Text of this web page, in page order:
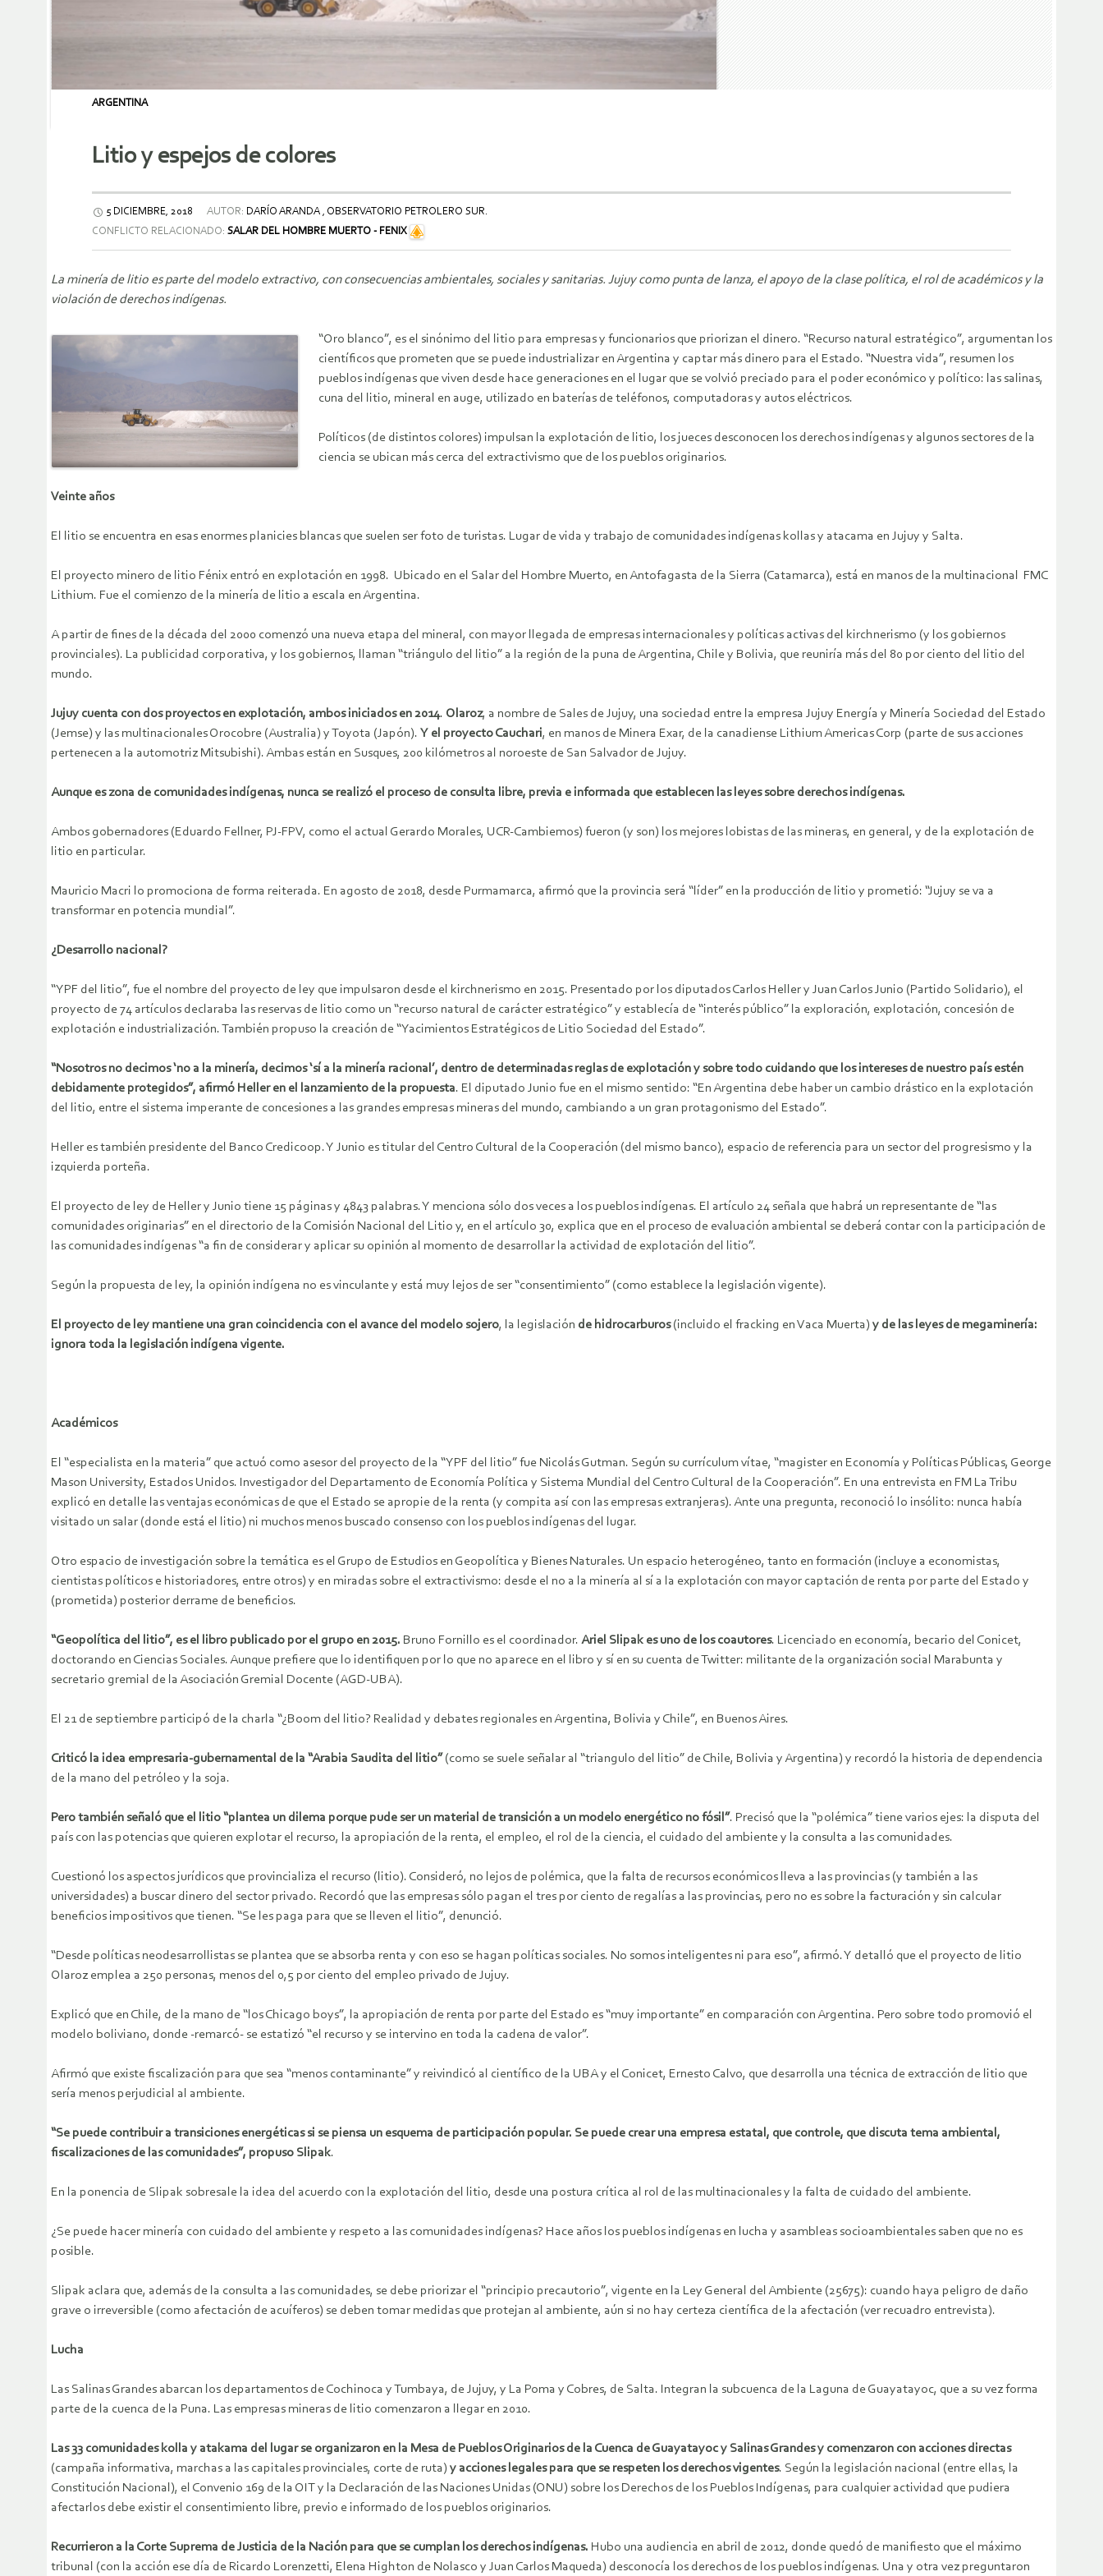
ARGENTINA
Litio y espejos de colores
5 DICIEMBRE, 2018 AUTOR: DARÍO ARANDA , OBSERVATORIO PETROLERO SUR.
CONFLICTO RELACIONADO: SALAR DEL HOMBRE MUERTO - FENIX
La minería de litio es parte del modelo extractivo, con consecuencias ambientales, sociales y sanitarias. Jujuy como punta de lanza, el apoyo de la clase política, el rol de académicos y la
violación de derechos indígenas.
“Oro blanco”, es el sinónimo del litio para empresas y funcionarios que priorizan el dinero. “Recurso natural estratégico”, argumentan los
científicos que prometen que se puede industrializar en Argentina y captar más dinero para el Estado. “Nuestra vida”, resumen los
pueblos indígenas que viven desde hace generaciones en el lugar que se volvió preciado para el poder económico y político: las salinas,
cuna del litio, mineral en auge, utilizado en baterías de teléfonos, computadoras y autos eléctricos.
Políticos (de distintos colores) impulsan la explotación de litio, los jueces desconocen los derechos indígenas y algunos sectores de la
ciencia se ubican más cerca del extractivismo que de los pueblos originarios.
Veinte años
El litio se encuentra en esas enormes planicies blancas que suelen ser foto de turistas. Lugar de vida y trabajo de comunidades indígenas kollas y atacama en Jujuy y Salta.
El proyecto minero de litio Fénix entró en explotación en 1998. Ubicado en el Salar del Hombre Muerto, en Antofagasta de la Sierra (Catamarca), está en manos de la multinacional FMC
Lithium. Fue el comienzo de la minería de litio a escala en Argentina.
A partir de fines de la década del 2000 comenzó una nueva etapa del mineral, con mayor llegada de empresas internacionales y políticas activas del kirchnerismo (y los gobiernos
provinciales). La publicidad corporativa, y los gobiernos, llaman “triángulo del litio” a la región de la puna de Argentina, Chile y Bolivia, que reuniría más del 80 por ciento del litio del
mundo.
Jujuy cuenta con dos proyectos en explotación, ambos iniciados en 2014. Olaroz, a nombre de Sales de Jujuy, una sociedad entre la empresa Jujuy Energía y Minería Sociedad del Estado
(Jemse) y las multinacionales Orocobre (Australia) y Toyota (Japón). Y el proyecto Cauchari, en manos de Minera Exar, de la canadiense Lithium Americas Corp (parte de sus acciones
pertenecen a la automotriz Mitsubishi). Ambas están en Susques, 200 kilómetros al noroeste de San Salvador de Jujuy.
Aunque es zona de comunidades indígenas, nunca se realizó el proceso de consulta libre, previa e informada que establecen las leyes sobre derechos indígenas.
Ambos gobernadores (Eduardo Fellner, PJ-FPV, como el actual Gerardo Morales, UCR-Cambiemos) fueron (y son) los mejores lobistas de las mineras, en general, y de la explotación de
litio en particular.
Mauricio Macri lo promociona de forma reiterada. En agosto de 2018, desde Purmamarca, afirmó que la provincia será “líder” en la producción de litio y prometió: “Jujuy se va a
transformar en potencia mundial”.
¿Desarrollo nacional?
“YPF del litio”, fue el nombre del proyecto de ley que impulsaron desde el kirchnerismo en 2015. Presentado por los diputados Carlos Heller y Juan Carlos Junio (Partido Solidario), el
proyecto de 74 artículos declaraba las reservas de litio como un “recurso natural de carácter estratégico” y establecía de “interés público” la exploración, explotación, concesión de
explotación e industrialización. También propuso la creación de “Yacimientos Estratégicos de Litio Sociedad del Estado”.
“Nosotros no decimos ‘no a la minería, decimos ‘sí a la minería racional’, dentro de determinadas reglas de explotación y sobre todo cuidando que los intereses de nuestro país estén
debidamente protegidos”, afirmó Heller en el lanzamiento de la propuesta. El diputado Junio fue en el mismo sentido: “En Argentina debe haber un cambio drástico en la explotación
del litio, entre el sistema imperante de concesiones a las grandes empresas mineras del mundo, cambiando a un gran protagonismo del Estado”.
Heller es también presidente del Banco Credicoop. Y Junio es titular del Centro Cultural de la Cooperación (del mismo banco), espacio de referencia para un sector del progresismo y la
izquierda porteña.
El proyecto de ley de Heller y Junio tiene 15 páginas y 4843 palabras. Y menciona sólo dos veces a los pueblos indígenas. El artículo 24 señala que habrá un representante de “las
comunidades originarias” en el directorio de la Comisión Nacional del Litio y, en el artículo 30, explica que en el proceso de evaluación ambiental se deberá contar con la participación de
las comunidades indígenas “a fin de considerar y aplicar su opinión al momento de desarrollar la actividad de explotación del litio”.
Según la propuesta de ley, la opinión indígena no es vinculante y está muy lejos de ser “consentimiento” (como establece la legislación vigente).
El proyecto de ley mantiene una gran coincidencia con el avance del modelo sojero, la legislación de hidrocarburos(incluido el fracking en Vaca Muerta)y de las leyes de megaminería:
ignora toda la legislación indígena vigente.
Académicos
El “especialista en la materia” que actuó como asesor del proyecto de la “YPF del litio” fue Nicolás Gutman. Según su currículum vítae, “magister en Economía y Políticas Públicas, George
Mason University, Estados Unidos. Investigador del Departamento de Economía Política y Sistema Mundial del Centro Cultural de la Cooperación”. En una entrevista en FM La Tribu
explicó en detalle las ventajas económicas de que el Estado se apropie de la renta (y compita así con las empresas extranjeras). Ante una pregunta, reconoció lo insólito: nunca había
visitado un salar (donde está el litio) ni muchos menos buscado consenso con los pueblos indígenas del lugar.
Otro espacio de investigación sobre la temática es el Grupo de Estudios en Geopolítica y Bienes Naturales. Un espacio heterogéneo, tanto en formación (incluye a economistas,
cientistas políticos e historiadores, entre otros) y en miradas sobre el extractivismo: desde el no a la minería al sí a la explotación con mayor captación de renta por parte del Estado y
(prometida) posterior derrame de beneficios.
“Geopolítica del litio”, es el libro publicado por el grupo en 2015. Bruno Fornillo es el coordinador. Ariel Slipak es uno de los coautores. Licenciado en economía, becario del Conicet,
doctorando en Ciencias Sociales. Aunque prefiere que lo identifiquen por lo que no aparece en el libro y sí en su cuenta de Twitter: militante de la organización social Marabunta y
secretario gremial de la Asociación Gremial Docente (AGD-UBA).
El 21 de septiembre participó de la charla “¿Boom del litio? Realidad y debates regionales en Argentina, Bolivia y Chile”, en Buenos Aires.
Criticó la idea empresaria-gubernamental de la “Arabia Saudita del litio” (como se suele señalar al “triangulo del litio” de Chile, Bolivia y Argentina) y recordó la historia de dependencia
de la mano del petróleo y la soja.
Pero también señaló que el litio “plantea un dilema porque pude ser un material de transición a un modelo energético no fósil”. Precisó que la “polémica” tiene varios ejes: la disputa del
país con las potencias que quieren explotar el recurso, la apropiación de la renta, el empleo, el rol de la ciencia, el cuidado del ambiente y la consulta a las comunidades.
Cuestionó los aspectos jurídicos que provincializa el recurso (litio). Consideró, no lejos de polémica, que la falta de recursos económicos lleva a las provincias (y también a las
universidades) a buscar dinero del sector privado. Recordó que las empresas sólo pagan el tres por ciento de regalías a las provincias, pero no es sobre la facturación y sin calcular
beneficios impositivos que tienen. “Se les paga para que se lleven el litio”, denunció.
“Desde políticas neodesarrollistas se plantea que se absorba renta y con eso se hagan políticas sociales. No somos inteligentes ni para eso”, afirmó. Y detalló que el proyecto de litio
Olaroz emplea a 250 personas, menos del 0,5 por ciento del empleo privado de Jujuy.
Explicó que en Chile, de la mano de “los Chicago boys”, la apropiación de renta por parte del Estado es “muy importante” en comparación con Argentina. Pero sobre todo promovió el
modelo boliviano, donde -remarcó- se estatizó “el recurso y se intervino en toda la cadena de valor”.
Afirmó que existe fiscalización para que sea “menos contaminante” y reivindicó al científico de la UBA y el Conicet, Ernesto Calvo, que desarrolla una técnica de extracción de litio que
sería menos perjudicial al ambiente.
“Se puede contribuir a transiciones energéticas si se piensa un esquema de participación popular. Se puede crear una empresa estatal, que controle, que discuta tema ambiental,
fiscalizaciones de las comunidades”, propuso Slipak.
En la ponencia de Slipak sobresale la idea del acuerdo con la explotación del litio, desde una postura crítica al rol de las multinacionales y la falta de cuidado del ambiente.
¿Se puede hacer minería con cuidado del ambiente y respeto a las comunidades indígenas? Hace años los pueblos indígenas en lucha y asambleas socioambientales saben que no es
posible.
Slipak aclara que, además de la consulta a las comunidades, se debe priorizar el “principio precautorio”, vigente en la Ley General del Ambiente (25675): cuando haya peligro de daño
grave o irreversible (como afectación de acuíferos) se deben tomar medidas que protejan al ambiente, aún si no hay certeza científica de la afectación (ver recuadro entrevista).
Lucha
Las Salinas Grandes abarcan los departamentos de Cochinoca y Tumbaya, de Jujuy, y La Poma y Cobres, de Salta. Integran la subcuenca de la Laguna de Guayatayoc, que a su vez forma
parte de la cuenca de la Puna. Las empresas mineras de litio comenzaron a llegar en 2010.
Las 33 comunidades kolla y atakama del lugar se organizaron en la Mesa de Pueblos Originarios de la Cuenca de Guayatayoc y Salinas Grandes y comenzaron con acciones directas
(campaña informativa, marchas a las capitales provinciales, corte de ruta)y acciones legales para que se respeten los derechos vigentes. Según la legislación nacional (entre ellas, la
Constitución Nacional), el Convenio 169 de la OIT y la Declaración de las Naciones Unidas (ONU) sobre los Derechos de los Pueblos Indígenas, para cualquier actividad que pudiera
afectarlos debe existir el consentimiento libre, previo e informado de los pueblos originarios.
Recurrieron a la Corte Suprema de Justicia de la Nación para que se cumplan los derechos indígenas. Hubo una audiencia en abril de 2012, donde quedó de manifiesto que el máximo
tribunal (con la acción ese día de Ricardo Lorenzetti, Elena Highton de Nolasco y Juan Carlos Maqueda) desconocía los derechos de los pueblos indígenas. Una y otra vez preguntaron